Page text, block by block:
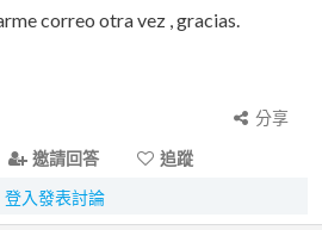
correo otra vez , gracias.
分享
邀請回答
追蹤
登入發表討論